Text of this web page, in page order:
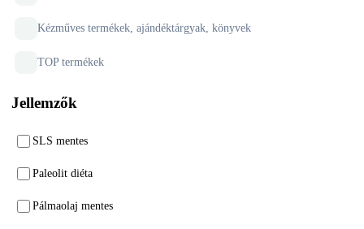
Kézműves termékek, ajándéktárgyak, könyvek
TOP termékek
Jellemzők
SLS mentes
Paleolit diéta
Pálmaolaj mentes